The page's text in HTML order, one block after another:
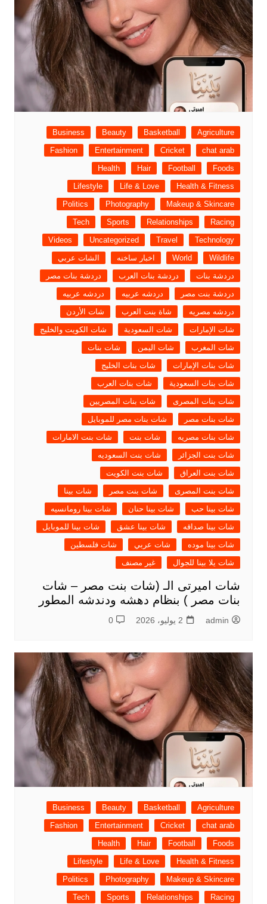
Agriculture
Basketball
Beauty
Business
chat arab
Cricket
Entertainment
Fashion
Foods
Football
Hair
Health
Health & Fitness
Life & Love
Lifestyle
Makeup & Skincare
Photography
Politics
Racing
Relationships
Sports
Tech
Technology
Travel
Uncategorized
Videos
Wildlife
World اخبار ساخنه
الشات عربي
دردشة بنات
دردشة بنات العرب
دردشة بنات مصر
دردشة بنت مصر
دردشه عربيه
دردشه عربيه
دردشه مصريه
شاة بنت العرب
شات الأردن
شات الإمارات
شات السعودية
شات الكويت والخليج
شات المغرب
شات اليمن
شات بنات
شات بنات الإمارات
شات بنات الخليج
شات بنات السعودية
شات بنات العرب
شات بنات المصرى
شات بنات المصريين
شات بنات مصر
شات بنات مصر للموبايل
شات بنات مصريه
شات بنت
شات بنت الامارات
شات بنت الجزائر
شات بنت السعوديه
شات بنت العراق
شات بنت الكويت
شات بنت المصرى
شات بنت مصر
شات بينا
شات بينا حب
شات بينا حنان
شات بينا رومانسيه
شات بينا صداقه
شات بينا عشق
شات بينا للموبايل
شات بينا موده
شات عربي
شات فلسطين
شات يلا بينا للجوال
غير مصنف
شات اميرتى الـ (شات بنت مصر – شات
بنات مصر ) بنظام دهشه ودندشه المطور
admin 2 يوليو، 2026 0
Agriculture
Basketball
Beauty
Business
chat arab
Cricket
Entertainment
Fashion
Foods
Football
Hair
Health
Health & Fitness
Life & Love
Lifestyle
Makeup & Skincare
Photography
Politics
Racing
Relationships
Sports
Tech